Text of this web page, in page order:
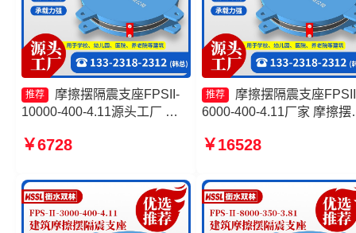
推荐
摩擦摆隔震支座FPSII-
10000-400-4.11源头工厂 建
擦摆隔震支座FPSII-4000-
摩擦摆支座
￥6728
推荐
摩擦摆隔震支座
6000-400-4.11厂家 摩擦摆
FPSII-4000-400-4.11 摩擦
3.81生产厂家
￥16528